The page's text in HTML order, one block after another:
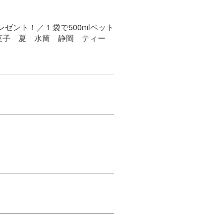
ント！／１袋で500mlペット
菓子 夏 水筒 静岡 ティー